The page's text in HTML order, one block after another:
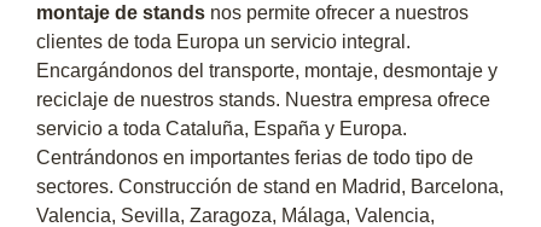
montaje de stands nos permite ofrecer a nuestros
clientes de toda Europa un servicio integral.
Encargándonos del transporte, montaje, desmontaje y
reciclaje de nuestros stands. Nuestra empresa ofrece
servicio a toda Cataluña, España y Europa.
Centrándonos en importantes ferias de todo tipo de
sectores. Construcción de stand en Madrid, Barcelona,
Valencia, Sevilla, Zaragoza, Málaga, Valencia,